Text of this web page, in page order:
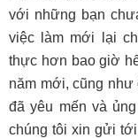
với những bạn
việc làm mới lại
thực hơn bao giờ
năm mới, cũng như
đã yêu mến và
chúng tôi xin gửi